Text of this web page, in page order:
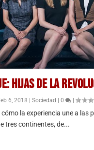
HIJAS DE LA
6, 2018 |Sociedad |0 |
la experiencia une a las
tres continentes, de...